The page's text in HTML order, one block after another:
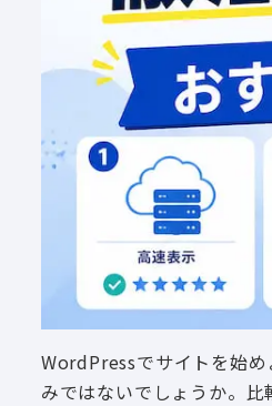
WordPressでサイトを始
みではないでしょうか。